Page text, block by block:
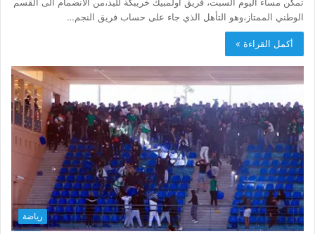
تمكّن مساء اليوم السبت، فريق أولمبيك خريبكة لليد،من الانضمام الى القسم
الوطني الممتاز،وهو التأهل الذي جاء على حساب فريق النجم…
أكمل القراءة »
رياضة